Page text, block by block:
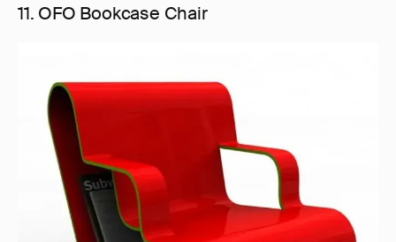
11. OFO Bookcase Chair